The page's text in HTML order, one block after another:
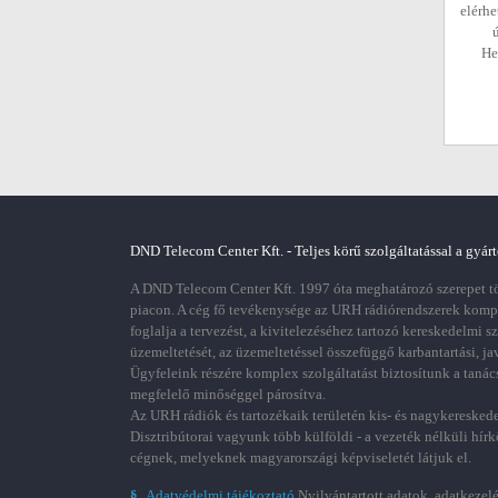
DND Telecom Center Kft. - Teljes körű szolgáltatással a
A DND Telecom Center Kft. 1997 óta meghatározó
piacon. A cég fő tevékenysége az URH rádiórendszerek
foglalja a tervezést, a kivitelezéséhez tartozó kereskedelmi
üzemeltetését, az üzemeltetéssel összefüggő karbantartási,
Ügyfeleink részére komplex szolgáltatást biztosítunk a
megfelelő minőséggel párosítva.
Az URH rádiók és tartozékaik területén kis- és
Disztribútorai vagyunk több külföldi - a vezeték nélküli
cégnek, melyeknek magyarországi képviseletét látjuk el.